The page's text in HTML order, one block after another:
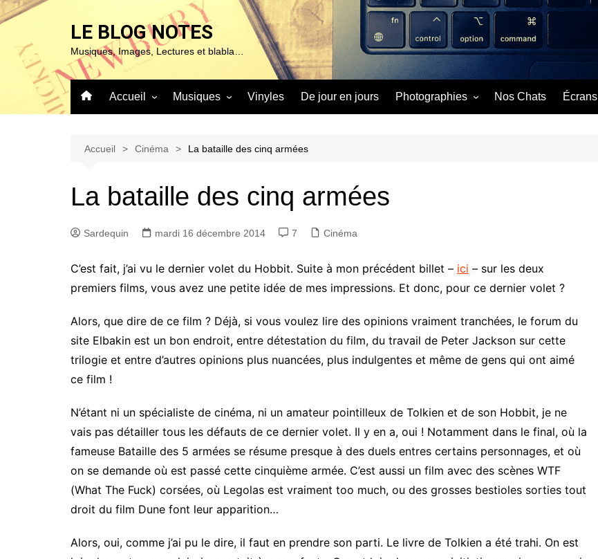
Aller
au
contenu
LE BLOG NOTES
Musiques, Images, Lectures et blabla…
Accueil
Mentions Légales
Musiques
Blues & Jazz
Classique
Pop – Rock & Folk
Roots (Reggae – World et
autres)
Vinyles De jour en jours Photographies Nos Chats Écrans
Accueil Cinéma La bataille des cinq armées
La bataille des cinq armées
Sardequin mardi 16 décembre 2014 7 Cinéma
C’est fait, j’ai vu le dernier volet du Hobbit. Suite à mon précédent billet – ici – sur les deux
premiers films, vous avez une petite idée de mes impressions. Et donc, pour ce dernier volet ?
Alors, que dire de ce film ? Déjà, si vous voulez lire des opinions vraiment tranchées, le forum du
site Elbakin est un bon endroit, entre détestation du film, du travail de Peter Jackson sur cette
trilogie et entre d’autres opinions plus nuancées, plus indulgentes et même de gens qui ont aimé
ce film !
N’étant ni un spécialiste de cinéma, ni un amateur pointilleux de Tolkien et de son Hobbit, je ne
vais pas détailler tous les défauts de ce dernier volet. Il y en a, oui ! Notamment dans le final, où la
fameuse Bataille des 5 armées se résume presque à des duels entres certains personnages, et où
on se demande où est passé cette cinquième armée. C’est aussi un film avec des scènes WTF
(What The Fuck) corsées, où Legolas est vraiment too much, ou des grosses bestioles sorties tout
droit du film Dune font leur apparition…
Alors, oui, comme j’ai pu le dire, il faut en prendre son parti. Le livre de Tolkien a été trahi. On est